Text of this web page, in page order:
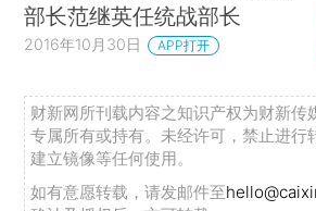
部长范继英任统战部长
2016年10月30日 APP打开
财新网所刊载内容之知识产权为财新传
专属所有或持有。未经许可，禁止进行
建立镜像等任何使用。
如有意愿转载，请发邮件至